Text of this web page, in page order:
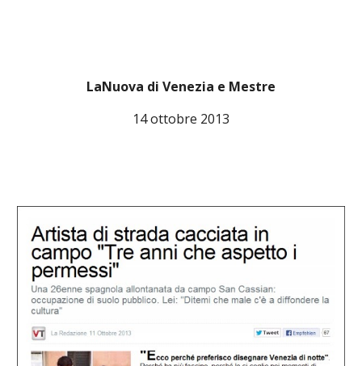
LaNuova di Venezia e Mestre
14 ottobre 2013